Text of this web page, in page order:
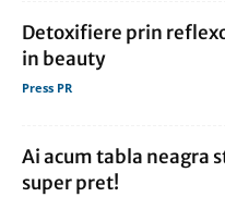
Detoxifiere prin
in beauty
Press PR
Ai acum tabla neagra
super pret!